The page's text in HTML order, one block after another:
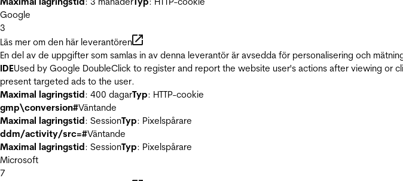
Google
3
Läs mer om den här leverantören
En del av de uppgifter som samlas in av denna leverantör är avsedda för personalisering och
IDEUsed by Google DoubleClick to register and report the website user's actions after viewing
present targeted ads to the user.
Maximal lagringstid: 400 dagarTyp: HTTP-cookie
gmp\conversion#Väntande
Maximal lagringstid: SessionTyp: Pixelspårare
ddm/activity/src=#Väntande
Maximal lagringstid: SessionTyp: Pixelspårare
Microsoft
7